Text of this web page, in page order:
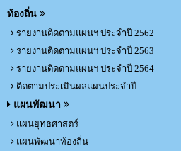
ท้องถิ่น
รายงานติดตามแผนฯ ประจำปี 2562
รายงานติดตามแผนฯ ประจำปี 2563
รายงานติดตามแผนฯ ประจำปี 2564
ติดตามประเมินผลแผนประจำปี
แผนพัฒนา
แผนยุทธศาสตร์
แผนพัฒนาท้องถิ่น